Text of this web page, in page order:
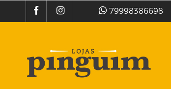
79998386698